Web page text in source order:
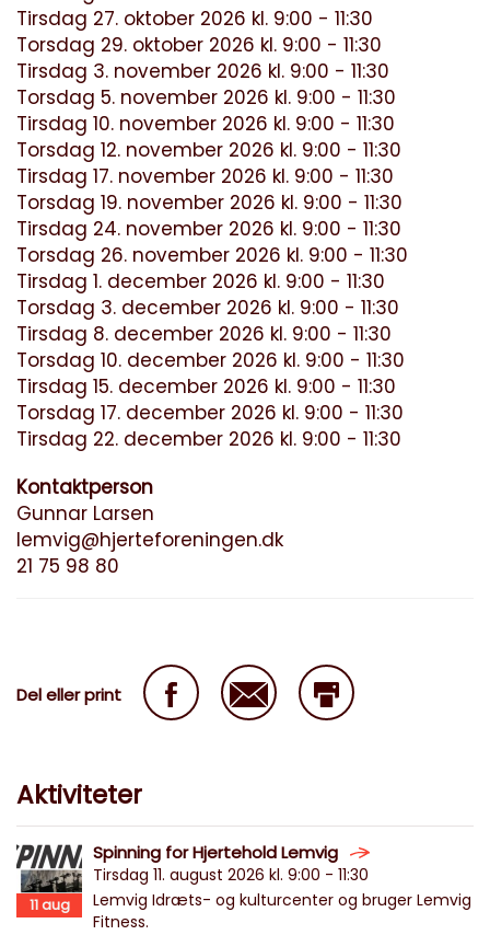
Tirsdag 27. oktober 2026 kl. 9:00 - 11:30
Torsdag 29. oktober 2026 kl. 9:00 - 11:30
Tirsdag 3. november 2026 kl. 9:00 - 11:30
Torsdag 5. november 2026 kl. 9:00 - 11:30
Tirsdag 10. november 2026 kl. 9:00 - 11:30
Torsdag 12. november 2026 kl. 9:00 - 11:30
Tirsdag 17. november 2026 kl. 9:00 - 11:30
Torsdag 19. november 2026 kl. 9:00 - 11:30
Tirsdag 24. november 2026 kl. 9:00 - 11:30
Torsdag 26. november 2026 kl. 9:00 - 11:30
Tirsdag 1. december 2026 kl. 9:00 - 11:30
Torsdag 3. december 2026 kl. 9:00 - 11:30
Tirsdag 8. december 2026 kl. 9:00 - 11:30
Torsdag 10. december 2026 kl. 9:00 - 11:30
Tirsdag 15. december 2026 kl. 9:00 - 11:30
Torsdag 17. december 2026 kl. 9:00 - 11:30
Tirsdag 22. december 2026 kl. 9:00 - 11:30
Kontaktperson
Gunnar Larsen
lemvig@hjerteforeningen.dk
21 75 98 80
Del eller print
Aktiviteter
11aug
Spinning for Hjertehold Lemvig
Tirsdag 11. august 2026 kl. 9:00 - 11:30
Lemvig Idræts- og kulturcenter og bruger Lemvig
Fitness.